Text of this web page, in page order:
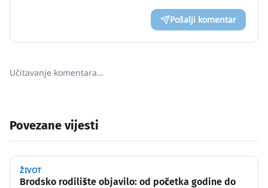
Pošalji komentar
Učitavanje komentara…
Povezane vijesti
ŽIVOT
Brodsko rodilište objavilo: od početka godine do